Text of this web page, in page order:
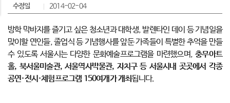
수정일
2014-02-04
방학 막바지를 즐기고 싶은 청소년과 대학생, 발렌타인 데이 등 기념일을
맞이할 연인들, 졸업식 등 기념행사를 앞둔 가족들이 특별한 추억을 만들
수 있도록 서울시는 다양한 문화예술프로그램을 마련했으며,충무아트
홀, 북서울미술관, 서울역사박물관, 자치구 등 서울시내 곳곳에서 각종
공연·전시·체험프로그램 150여개가 개최됩니다.